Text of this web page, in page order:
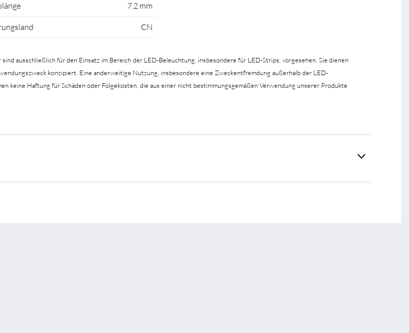
7.2 mm
CN
ausschließlich für den Einsatz im Bereich der LED-Beleuchtung, insbesondere für LED-Strips, vorgesehen. Sie dienen
konzipiert. Eine anderweitige Nutzung, insbesondere eine Zweckentfremdung außerhalb der LED-
keine Haftung für Schäden oder Folgekosten, die aus einer nicht bestimmungsgemäßen Verwendung unserer Produkte